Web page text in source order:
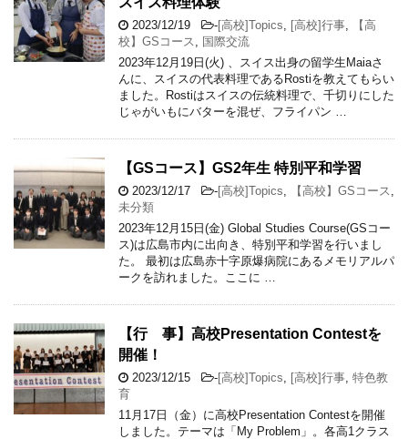
2023/12/19 -[高校]Topics [高校]行事
【高
校】GSコース
国際交流
2023年12月19日(火) 、スイス出身の留学生Maiaさ
んに、スイスの代表料理であるRostiを教えてもらい
ました。Rostiはスイスの伝統料理で、千切りにした
じゃがいもにバターを混ぜ、フライパン …
【GSコース】GS2年生 特別平和学習
2023/12/17 -[高校]Topics 【高校】GSコース
未分類
2023年12月15日(金) Global Studies Course(GSコー
ス)は広島市内に出向き、特別平和学習を行いまし
た。 最初は広島赤十字原爆病院にあるメモリアルパ
ークを訪れました。ここに …
【行 事】高校Presentation Contestを
開催！
2023/12/15 -[高校]Topics [高校]行事 特色教
育
11月17日（金）に高校Presentation Contestを開催
しました。テーマは「My Problem」。各高1クラス